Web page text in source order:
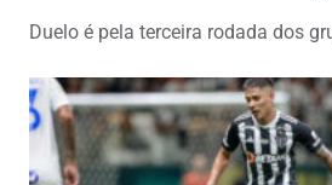
Duelo é pela terceira rodada dos